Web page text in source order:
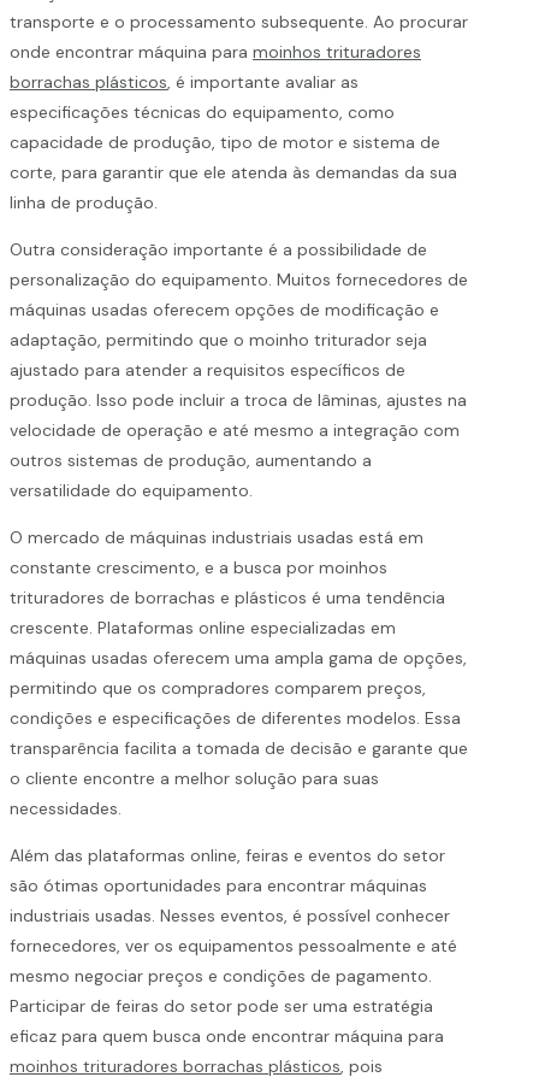
transporte e o processamento subsequente. Ao procurar
onde encontrar máquina para moinhos trituradores
borrachas plásticos , é importante avaliar as
especificações técnicas do equipamento, como
capacidade de produção, tipo de motor e sistema de
corte, para garantir que ele atenda às demandas da sua
linha de produção.
Outra consideração importante é a possibilidade de
personalização do equipamento. Muitos fornecedores de
máquinas usadas oferecem opções de modificação e
adaptação, permitindo que o moinho triturador seja
ajustado para atender a requisitos específicos de
produção. Isso pode incluir a troca de lâminas, ajustes na
velocidade de operação e até mesmo a integração com
outros sistemas de produção, aumentando a
versatilidade do equipamento.
O mercado de máquinas industriais usadas está em
constante crescimento, e a busca por moinhos
trituradores de borrachas e plásticos é uma tendência
crescente. Plataformas online especializadas em
máquinas usadas oferecem uma ampla gama de opções,
permitindo que os compradores comparem preços,
condições e especificações de diferentes modelos. Essa
transparência facilita a tomada de decisão e garante que
o cliente encontre a melhor solução para suas
necessidades.
Além das plataformas online, feiras e eventos do setor
são ótimas oportunidades para encontrar máquinas
industriais usadas. Nesses eventos, é possível conhecer
fornecedores, ver os equipamentos pessoalmente e até
mesmo negociar preços e condições de pagamento.
Participar de feiras do setor pode ser uma estratégia
eficaz para quem busca onde encontrar máquina para
moinhos trituradores borrachas plásticos , pois